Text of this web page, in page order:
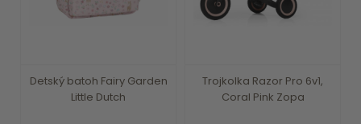
Detský batoh Fairy Garden
Little Dutch
Trojkolka Razor Pro 6v1,
Coral Pink Zopa